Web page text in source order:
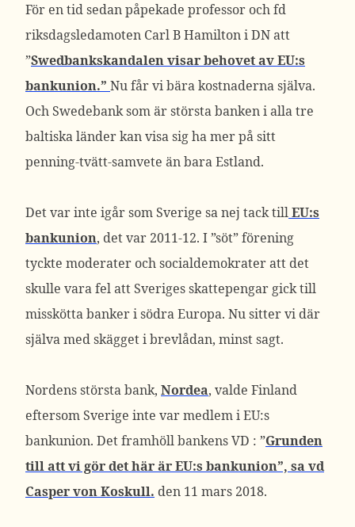
För en tid sedan påpekade professor och fd
riksdagsledamoten Carl B Hamilton i DN att
”Swedbankskandalen visar behovet av EU:s
bankunion.” Nu får vi bära kostnaderna själva.
Och Swedebank som är största banken i alla tre
baltiska länder kan visa sig ha mer på sitt
penning-tvätt-samvete än bara Estland.
Det var inte igår som Sverige sa nej tack tillEU:s
bankunion, det var 2011-12. I ”söt” förening
tyckte moderater och socialdemokrater att det
skulle vara fel att Sveriges skattepengar gick till
misskötta banker i södra Europa. Nu sitter vi där
själva med skägget i brevlådan, minst sagt.
Nordens största bank, Nordea, valde Finland
eftersom Sverige inte var medlem i EU:s
bankunion. Det framhöll bankens VD : ”Grunden
till att vi gör det här är EU:s bankunion”, sa vd
Casper von Koskull. den 11 mars 2018.